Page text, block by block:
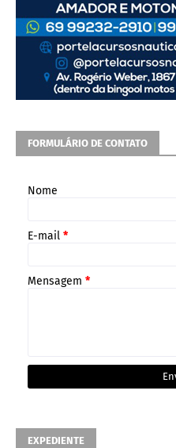
FORMULÁRIO DE CONTATO
Nome
E-mail *
Mensagem *
EXPEDIENTE